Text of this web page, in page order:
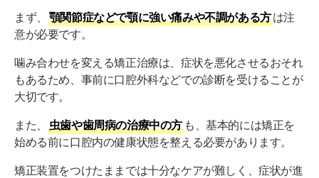
まず、 顎関節症などで顎に強い痛みや不調がある方は注
意が必要です。
噛み合わせを変える矯正治療は、症状を悪化させるおそれ
もあるため、事前に口腔外科などでの診断を受けることが
大切です。
また、 虫歯や歯周病の治療中の方 も、基本的には矯正を
始める前に口腔内の健康状態を整える必要があります。
矯正装置をつけたままでは十分なケアが難しく、症状が進